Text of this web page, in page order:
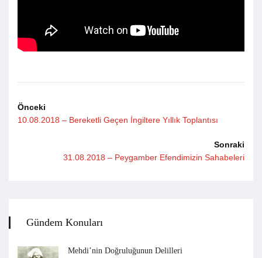
Önceki
10.08.2018 – Bereketli Geçen İngiltere Yıllık Toplantısı
Sonraki
31.08.2018 – Peygamber Efendimizin Sahabeleri
Gündem Konuları
Mehdi’nin Doğruluğunun Delilleri